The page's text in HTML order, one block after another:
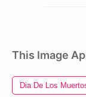
This Image
Dia De Los